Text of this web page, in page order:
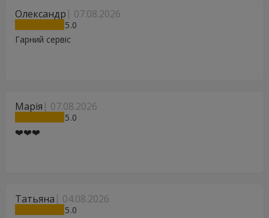
Олександр 07.08.2026
5
Гарний сервіс
Марія 07.08.2026
5
❤️❤️❤️
Татьяна 04.08.2026
5